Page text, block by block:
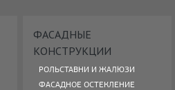
ФАСАДНЫЕ
КОНСТРУКЦИИ
РОЛЬСТАВНИ И ЖАЛЮЗИ
ФАСАДНОЕ ОСТЕКЛЕНИЕ